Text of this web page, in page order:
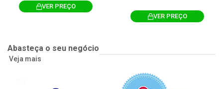
VER PREÇO
VER PREÇO
Abasteça o seu negócio
Veja mais